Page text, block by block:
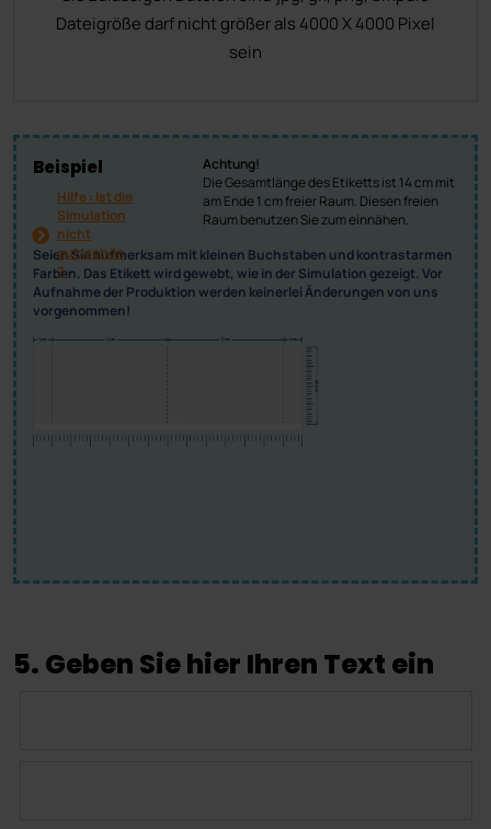
Dateigröße darf nicht größer als 4000 X 4000 Pixel
sein
Beispiel
Achtung!
Die Gesamtlänge des Etiketts ist 14 cm mit
am Ende 1 cm freier Raum. Diesen freien
Raum benutzen Sie zum einnähen.
Seien Sie aufmerksam mit kleinen Buchstaben und kontrastarmen
Farben. Das Etikett wird gewebt, wie in der Simulation gezeigt. Vor
Aufnahme der Produktion werden keinerlei Änderungen von uns
vorgenommen!
Hilfe : Ist die
Simulation
nicht
gut/schön
?
5. Geben Sie hier Ihren Text ein